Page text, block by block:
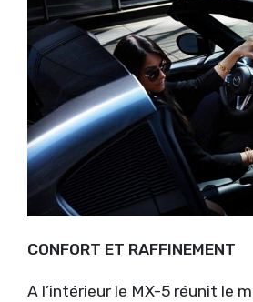
CONFORT ET RAFFINEMENT
A l’intérieur le MX-5 réunit le